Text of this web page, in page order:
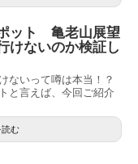
ット 亀老山展望
けないのか検証し
ないって噂は本当！？
と言えば、今回ご紹介
む